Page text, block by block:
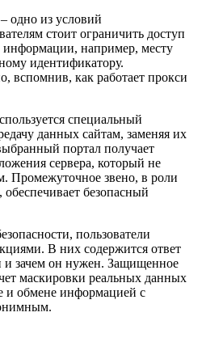
одно из условий
стоит ограничить доступ
информации, например, месту
идентификатору.
вспомнив, как работает прокси
специальный
данных сайтам, заменяя их
портал получает
сервера, который не
Промежуточное звено, в роли
безопасный
пользователи
В них содержится ответ
и зачем он нужен. Защищенное
маскировки реальных данных
и обмене информацией с